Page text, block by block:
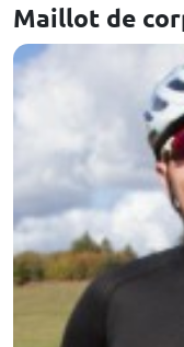
Maillot de